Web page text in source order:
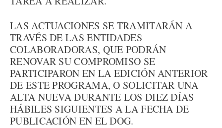
LAS ACTUACIONES SE TRAMITARÁN A
TRAVÉS DE LAS ENTIDADES
COLABORADORAS, QUE PODRÁN
RENOVAR SU COMPROMISO SE
PARTICIPARON EN LA EDICIÓN ANTERIOR
DE ESTE PROGRAMA, O SOLICITAR UNA
ALTA NUEVA DURANTE LOS DIEZ DÍAS
HÁBILES SIGUIENTES A LA FECHA DE
PUBLICACIÓN EN EL DOG.